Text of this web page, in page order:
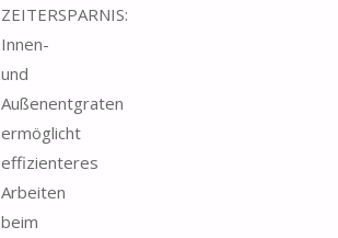
ZEITERSPARNIS:
Innen-
und
Außenentgraten
ermöglicht
effizienteres
Arbeiten
beim